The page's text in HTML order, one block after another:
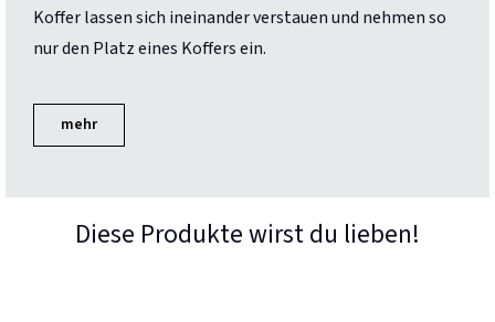
Koffer lassen sich ineinander verstauen und nehmen so
nur den Platz eines Koffers ein.
mehr
Diese Produkte wirst du lieben!